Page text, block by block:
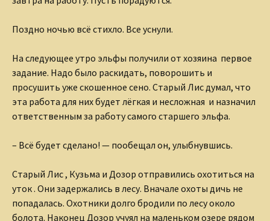
Поздно ночью всё стихло. Все уснули.
На следующее утро эльфы получили от хозяина первое
задание. Надо было раскидать, поворошить и
просушить уже скошенное сено. Старый Лис думал, что
эта работа для них будет лёгкая и несложная и назначил
ответственным за работу самого старшего эльфа.
– Всё будет сделано! — пообещал он, улыбнувшись.
Старый Лис , Кузьма и Дозор отправились охотиться на
уток . Они задержались в лесу. Вначале охоты дичь не
попадалась. Охотники долго бродили по лесу около
болота. Наконец Дозор учуял на маленьком озере рядом